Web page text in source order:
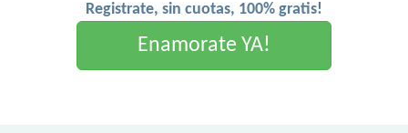
Registrate, sin cuotas, 100% gratis!
Enamorate YA!